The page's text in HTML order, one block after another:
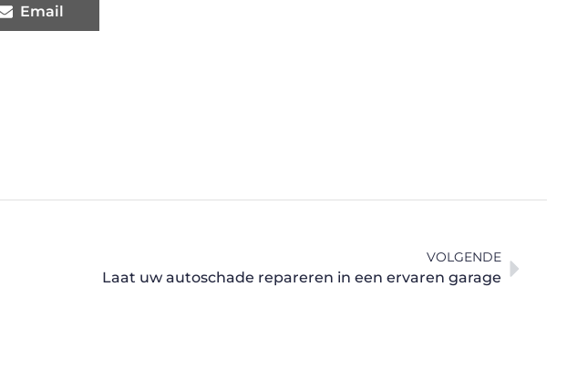
Email
VOLGENDE
Laat uw autoschade repareren in een ervaren garage